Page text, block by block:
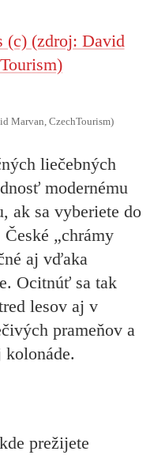
Marvan, CzechTourism)
liečebných
modernému
ak sa vyberiete do
„chrámy
aj vďaka
Ocitnúť sa tak
lesov aj v
prameňov a
prežijete